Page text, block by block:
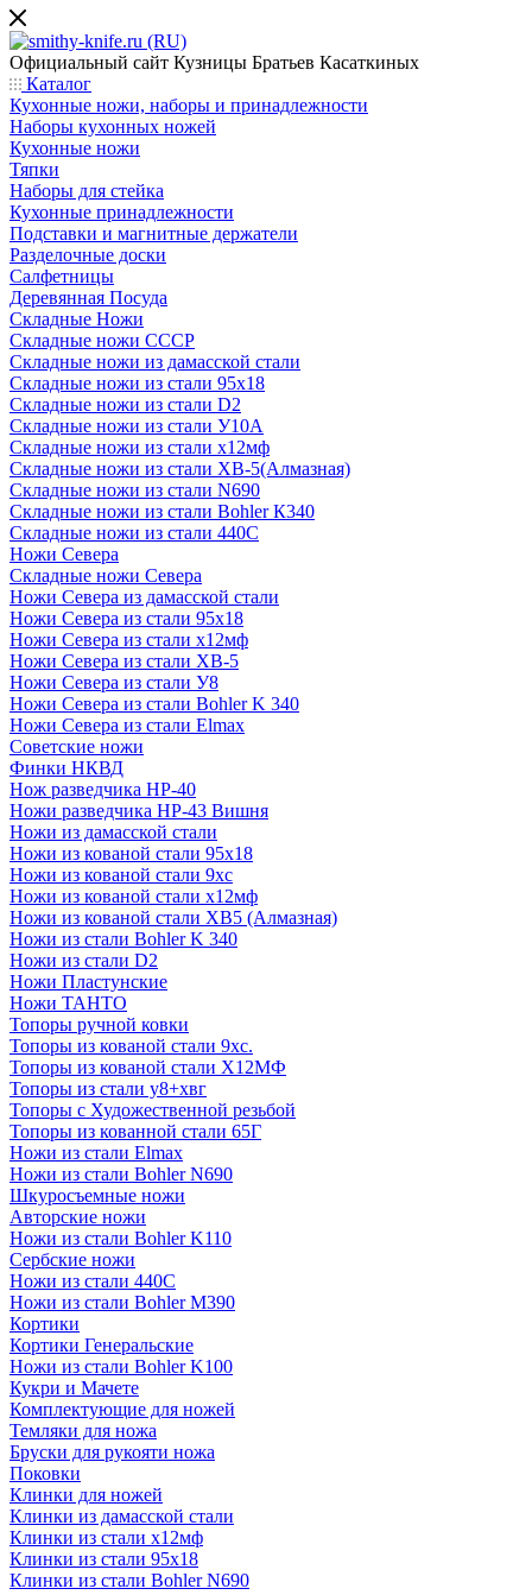
Официальный сайт Кузницы Братьев Касаткиных
Каталог
Кухонные ножи, наборы и принадлежности
Наборы кухонных ножей
Кухонные ножи
Тяпки
Наборы для стейка
Кухонные принадлежности
Подставки и магнитные держатели
Разделочные доски
Салфетницы
Деревянная Посуда
Складные Ножи
Cкладные ножи СССР
Складные ножи из дамасской стали
Складные ножи из стали 95х18
Складные ножи из стали D2
Складные ножи из стали У10А
Складные ножи из стали х12мф
Складные ножи из стали ХВ-5(Алмазная)
Складные ножи из стали N690
Складные ножи из стали Bohler К340
Складные ножи из стали 440С
Ножи Севера
Складные ножи Севера
Ножи Севера из дамасской стали
Ножи Севера из стали 95х18
Ножи Севера из стали х12мф
Ножи Севера из стали ХВ-5
Ножи Севера из стали У8
Ножи Севера из стали Bohler K 340
Ножи Севера из стали Elmax
Советские ножи
Финки НКВД
Нож разведчика НР-40
Ножи разведчика НР-43 Вишня
Ножи из дамасской стали
Ножи из кованой стали 95х18
Ножи из кованой стали 9хс
Ножи из кованой стали х12мф
Ножи из кованой стали ХВ5 (Алмазная)
Ножи из стали Bohler K 340
Ножи из стали D2
Ножи Пластунские
Ножи ТАНТО
Топоры ручной ковки
Топоры из кованой стали 9хс.
Топоры из кованой стали Х12МФ
Топоры из стали у8+хвг
Топоры с Художественной резьбой
Топоры из кованной стали 65Г
Ножи из стали Elmax
Ножи из стали Bohler N690
Шкуросъемные ножи
Авторские ножи
Ножи из стали Bohler K110
Сербские ножи
Ножи из стали 440С
Ножи из стали Bohler M390
Кортики
Кортики Генеральские
Ножи из стали Bohler K100
Кукри и Мачете
Комплектующие для ножей
Темляки для ножа
Бруски для рукояти ножа
Поковки
Клинки для ножей
Клинки из дамасской стали
Клинки из стали х12мф
Клинки из стали 95х18
Клинки из стали Bohler N690